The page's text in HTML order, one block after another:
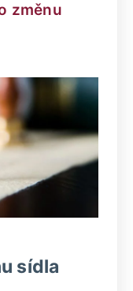
změnu
sídla